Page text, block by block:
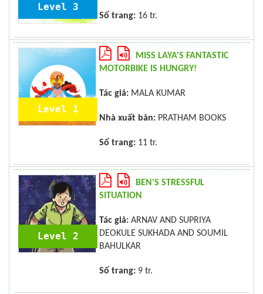
Level 3
Số trang: 16 tr.
Level 1
MISS LAYA'S FANTASTIC
MOTORBIKE IS HUNGRY!
Tác giả: MALA KUMAR
Nhà xuất bản: PRATHAM BOOKS
Số trang: 11 tr.
Level 2
BEN'S STRESSFUL
SITUATION
Tác giả: ARNAV AND SUPRIYA
DEOKULE SUKHADA AND SOUMIL
BAHULKAR
Số trang: 9 tr.